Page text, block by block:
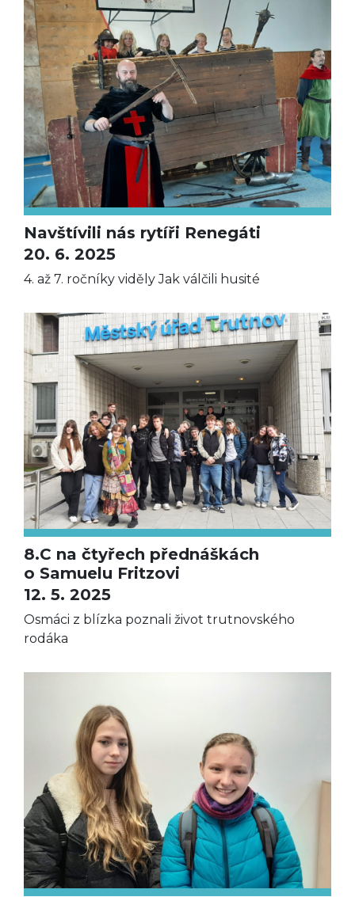
Navštívili nás rytíři Renegáti
20. 6. 2025
4. až 7. ročníky viděly Jak válčili husité
8.C na čtyřech přednáškách
o Samuelu Fritzovi
12. 5. 2025
Osmáci z blízka poznali život trutnovského
rodáka